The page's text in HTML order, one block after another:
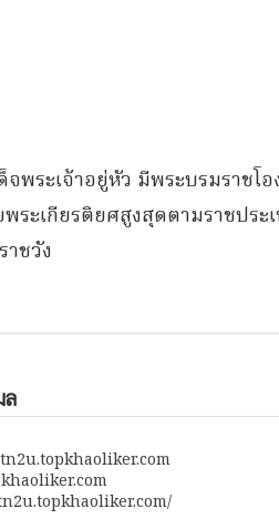
พระเจ้าอยู่หัว มีพระบรมราชโ
ระเกียรติยศสูงสุดตามราชป
ชวัง
ล